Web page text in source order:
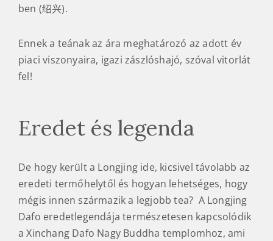
ben (绍兴).
Ennek a teának az ára meghatározó az adott év
piaci viszonyaira, igazi zászlóshajó, szóval vitorlát
fel!
Eredet és legenda
De hogy került a Longjing ide, kicsivel távolabb az
eredeti termőhelytől és hogyan lehetséges, hogy
mégis innen származik a legjobb tea? A Longjing
Dafo eredetlegendája természetesen kapcsolódik
a Xinchang Dafo Nagy Buddha templomhoz, ami